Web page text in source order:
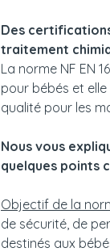
Des
traitement
La norme NF EN
pour bébés et
qualité pour les
Nous vous
quelques points
Objectif de la
de sécurité, de
destinés aux